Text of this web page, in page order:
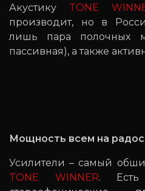
Акустику TONE
производит, но в
лишь пара полочных
пассивная), а также
Мощность всем на
Усилители – самый
TONE WINNER. Есть